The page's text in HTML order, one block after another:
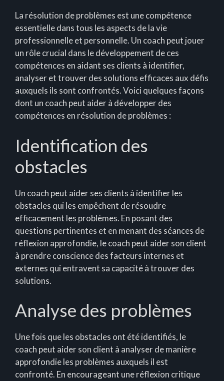
La résolution de problèmes est une compétence
essentielle dans tous les aspects de la vie
professionnelle et personnelle. Un coach peut jouer
un rôle crucial dans le développement de ces
compétences en aidant ses clients à identifier,
analyser et trouver des solutions efficaces aux défis
auxquels ils sont confrontés. Voici quelques façons
dont un coach peut aider à développer des
compétences en résolution de problèmes :
Identification des
obstacles
Un coach peut aider ses clients à identifier les
obstacles qui les empêchent de résoudre
efficacement les problèmes. En posant des
questions pertinentes et en menant des séances de
réflexion approfondie, le coach peut aider son client
à prendre conscience des facteurs internes et
externes qui entravent sa capacité à trouver des
solutions.
Analyse des problèmes
Une fois que les obstacles ont été identifiés, le
coach peut aider son client à analyser de manière
approfondie les problèmes auxquels il est
confronté. En encourageant une réflexion critique